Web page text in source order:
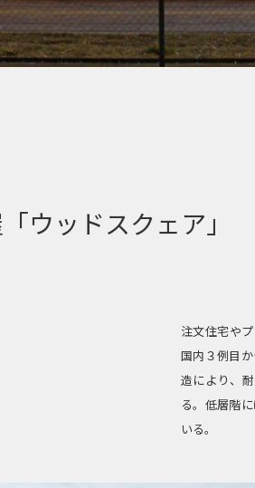
ウッドスクェア」
注文住宅や
国内３例目
造により、
る。低層階
いる。